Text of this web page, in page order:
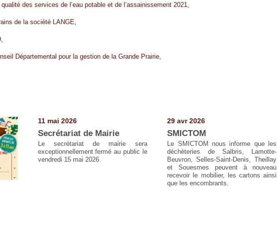
des services de l’eau potable et de l’assainissement 2021,
de la société LANGE,
Départemental pour la gestion de la Grande Prairie,
11 mai 2026
Secrétariat de Mairie
Le secrétariat de mairie sera
exceptionnellement fermé au public le
vendredi 15 mai 2026.
29 avr 2026
SMICTOM
Le SMICTOM nous informe que les
déchèteries de Salbris, Lamotte-
Beuvron, Selles-Saint-Denis, Theillay
et Souesmes peuvent à nouveau
recevoir le mobilier, les cartons ainsi
que les encombrants.